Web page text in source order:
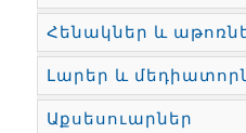
Հենակներ և
Լարեր և
Աքսեսուարներ